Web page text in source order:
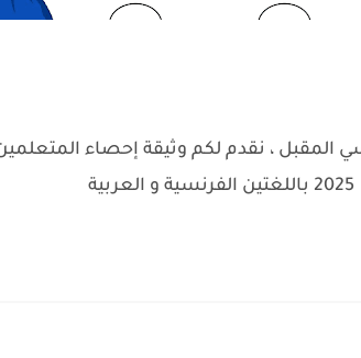
2025 باللغتين الفرنسية و العربية